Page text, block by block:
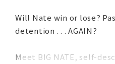
Will Nate win or lose?
detention . . . AGAIN?
Meet BIG NATE, self-